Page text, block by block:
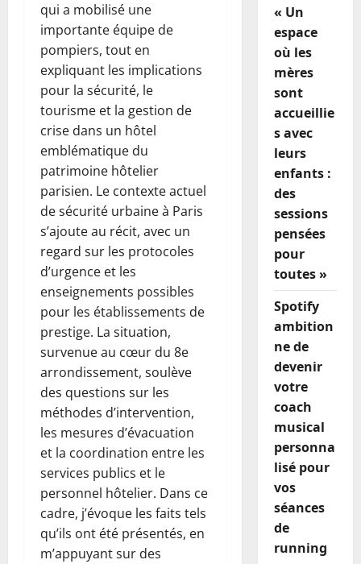
qui a mobilisé une
importante équipe de
pompiers, tout en
expliquant les implications
pour la sécurité, le
tourisme et la gestion de
crise dans un hôtel
emblématique du
patrimoine hôtelier
parisien. Le contexte actuel
de sécurité urbaine à Paris
s’ajoute au récit, avec un
regard sur les protocoles
d’urgence et les
enseignements possibles
pour les établissements de
prestige. La situation,
survenue au cœur du 8e
arrondissement, soulève
des questions sur les
méthodes d’intervention,
les mesures d’évacuation
et la coordination entre les
services publics et le
personnel hôtelier. Dans ce
cadre, j’évoque les faits tels
qu’ils ont été présentés, en
m’appuyant sur des
« Un
espace
où les
mères
sont
accueillie
s avec
leurs
enfants :
des
sessions
pensées
pour
toutes »
Spotify
ambition
ne de
devenir
votre
coach
musical
personna
lisé pour
vos
séances
de
running